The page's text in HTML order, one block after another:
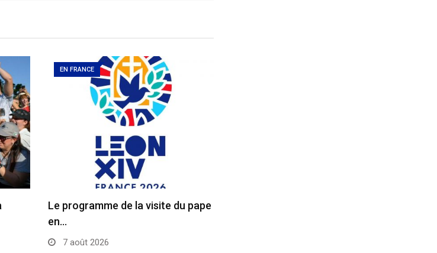
EN FRANCE
Le programme de la visite du pape
en…
7 août 2026